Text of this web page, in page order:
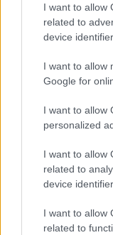
I want to allow
related to
device
I want to allow
Google for
I want to allow
personalized
I want to allow
related to
device
I want to allow
related to
Come scegliere
e performance
Marco Tessari · 8 Ago